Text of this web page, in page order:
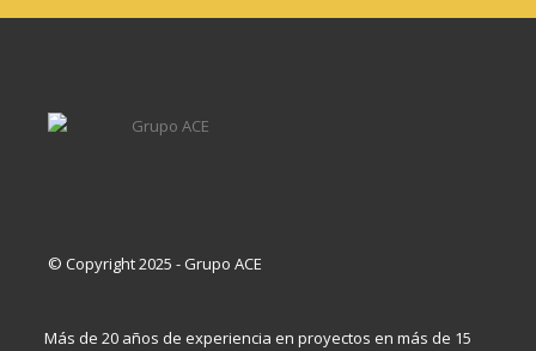
© Copyright 2025 - Grupo ACE
Más de 20 años de experiencia en proyectos en más de 15